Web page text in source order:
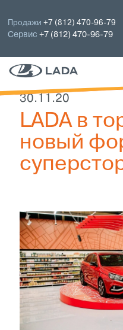
Продажи+7 (812) 470-96-79
Сервис+7 (812) 470-96-79
30.11.20
LADA в
новый